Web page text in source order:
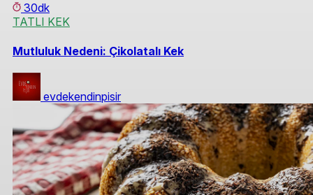
30dk
TATLI KEK
Mutluluk Nedeni: Çikolatalı Kek
evdekendinpisir